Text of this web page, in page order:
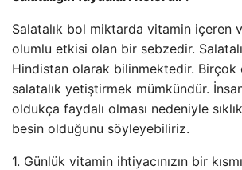
Salatalık bol miktarda vitamin içeren
olumlu etkisi olan bir sebzedir.
Hindistan olarak bilinmektedir.
salatalık yetiştirmek mümkündür.
oldukça faydalı olması nedeniyle
besin olduğunu söyleyebiliriz.
1. Günlük vitamin ihtiyacınızın bir